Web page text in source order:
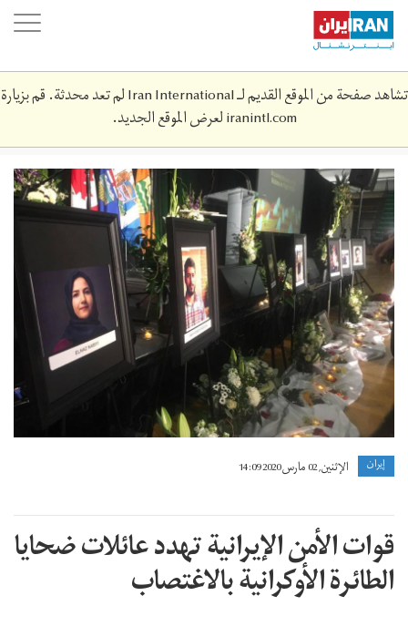
Skip
main
content
تشاهد صفحة من الموقع القديم لـ Iran International لم تعد محدثة. قم بزيارة
iranintl.comلعرض الموقع الجديد.
elnaz-
nabiyi-
1-
18.jpg
إيران الإثنين, 02 مارس 2020 14:09
قوات الأمن الإیرانیة تهدد عائلات ضحایا
الطائرة الأوکرانیة بالاغتصاب